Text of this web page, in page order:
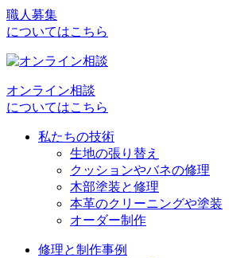
ナ
ビ
ー
職人募集
についてはこちら
オンライン相談
についてはこちら
私たちの技術
生地の張り替え
クッションやバネの修理
木部塗装と修理
本革のクリーニングや塗装
オーダー制作
修理と制作事例